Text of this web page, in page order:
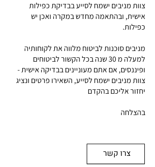
צוות מניבים ישמח לסייע בבדיקת כפילות
אישית, ובהתאמה מחדש במקרה ואכן יש
כפילות.
מניבים סוכנות לביטוח מלווה את לקוחותיה
למעלה מ 30 שנה בכל הקשור לביטוחים
ופיננסים, אם אתם מעוניינים בבדיקה אישית -
צוות מניבים ישמח לסייע, השאירו פרטים ונציג
יחזור אליכם בהקדם
בהצלחה
צרו קשר